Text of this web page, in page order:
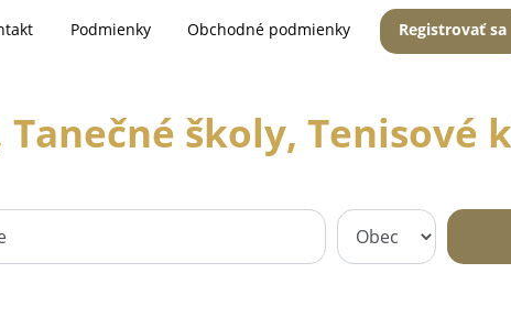
Podmienky Obchodné podmienky Registrovať sa
školy, Tenisové